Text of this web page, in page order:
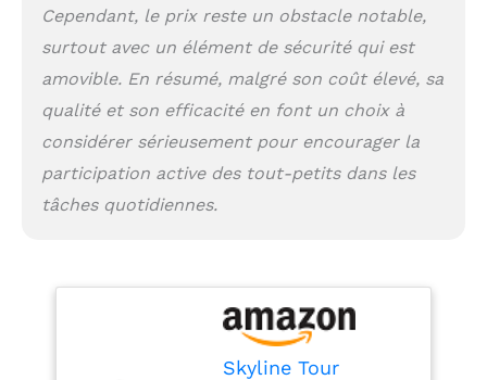
salle de bain et d’une
autre à la salle de
séjour, la tour
d'apprentissage permet
d'adapter la hauteur au
besoin courant. La tour
d'apprentissage a été
fabriquée à la main sur
assure la facilite
d’utilisation et la
praticité au milieu
Cependant, le prix reste un obstacle notable,
surtout avec un élément de sécurité qui est
amovible. En résumé, malgré son coût élevé, sa
qualité et son efficacité en font un choix à
considérer sérieusement pour encourager la
participation active des tout-petits dans les
tâches quotidiennes.
Skyline Tour